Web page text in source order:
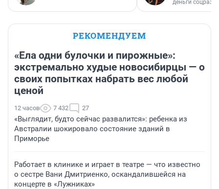
деньги
РЕКОМЕНДУЕМ
«Ела одни булочки и пирожные»:
экстремально худые новосибирцы — о
своих попытках набрать вес любой
ценой
12 часов 7 432 27
«Выглядит, будто сейчас развалится»: ребенка из
Австралии шокировало состояние зданий в
Приморье
Работает в клинике и играет в театре — что известно
о сестре Вани Дмитриенко, оскандалившейся на
концерте в «Лужниках»